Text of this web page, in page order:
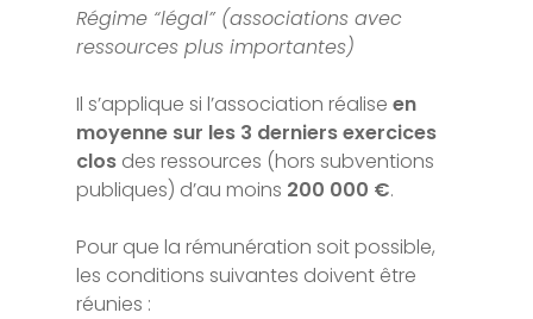
Régime “légal” (associations avec
ressources plus importantes)
Il s’applique si l’association réalise en
moyenne sur les 3 derniers exercices
clos des ressources (hors subventions
publiques) d’au moins 200 000 €.
Pour que la rémunération soit possible,
les conditions suivantes doivent être
réunies :